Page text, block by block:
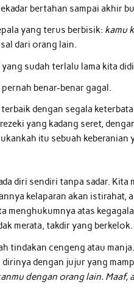
bertahan sampai akhir
yang terus berbisik: kamu
dari orang lain.
sudah terlalu lama kita
benar-benar gagal.
dengan segala
yang kadang seret,
itu sebuah keberanian
diri sendiri tanpa sadar. Kita
kelaparan akan istirahat,
menghukumnya atas
merata, takdir yang berkelok.
tindakan cengeng atau
dengan jujur yang
dengan orang lain. Maaf,